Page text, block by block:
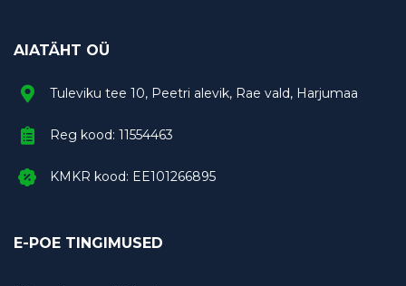
AIATÄHT OÜ
Tuleviku tee 10, Peetri alevik, Rae vald, Harjumaa
Reg kood: 11554463
KMKR kood: EE101266895
E-POE TINGIMUSED